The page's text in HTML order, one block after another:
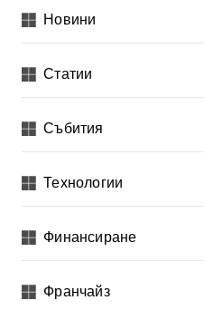
Новини
Статии
Събития
Технологии
Финансиране
Франчайз